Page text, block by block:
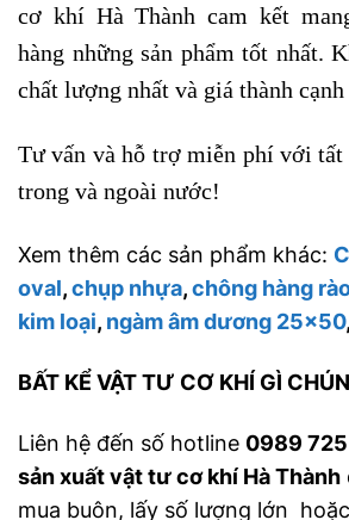
cơ khí Hà Thành cam kết
hàng những sản phẩm tốt nhất.
chất lượng nhất và giá thành
Tư vấn và hỗ trợ miễn phí với tất
trong và ngoài nước!
Xem thêm các sản phẩm khác:
oval,chụp nhựa,chông hàng
kim loại, ngàm âm dương 25×50,
BẤT KỂ VẬT TƯ CƠ KHÍ GÌ
Liên hệ đến số hotline 0989
sản xuất vật tư cơ khí Hà Thành
mua buôn, lấy số lượng lớn